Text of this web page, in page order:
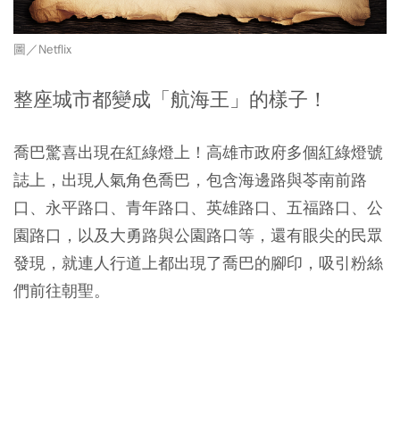
圖／Netflix
整座城市都變成 「航海王 」 的樣子！
喬巴驚喜出現在紅綠燈上！高雄市政府多個紅綠燈號
誌上，出現人氣角色喬巴，包含海邊路與苓南前路
口、永平路口、青年路口、英雄路口、五福路口、公
園路口，以及大勇路與公園路口等，還有眼尖的民眾
發現，就連人行道上都出現了喬巴的腳印，吸引粉絲
們前往朝聖。